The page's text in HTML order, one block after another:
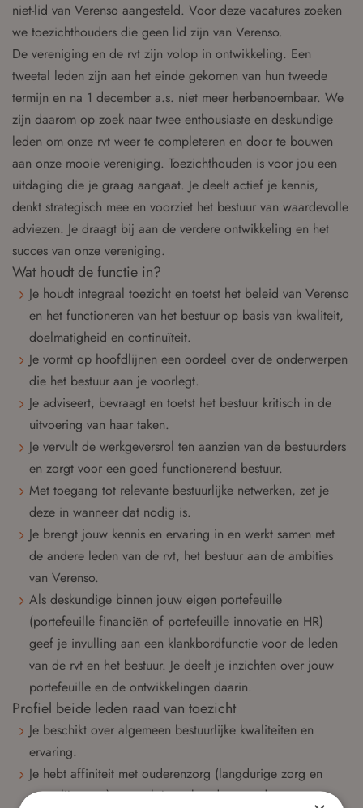
niet-lid van Verenso aangesteld. Voor deze vacatures zoeken
we toezichthouders die geen lid zijn van Verenso.
De vereniging en de rvt zijn volop in ontwikkeling. Een
tweetal leden zijn aan het einde gekomen van hun tweede
termijn en na 1 december a.s. niet meer herbenoembaar. We
zijn daarom op zoek naar twee enthousiaste en deskundige
leden om onze rvt weer te completeren en door te bouwen
aan onze mooie vereniging. Toezichthouden is voor jou een
uitdaging die je graag aangaat. Je deelt actief je kennis,
denkt strategisch mee en voorziet het bestuur van waardevolle
adviezen. Je draagt bij aan de verdere ontwikkeling en het
succes van onze vereniging.
Wat houdt de functie in?
Je houdt integraal toezicht en toetst het beleid van Verenso
en het functioneren van het bestuur op basis van kwaliteit,
doelmatigheid en continuïteit.
Je vormt op hoofdlijnen een oordeel over de onderwerpen
die het bestuur aan je voorlegt.
Je adviseert, bevraagt en toetst het bestuur kritisch in de
uitvoering van haar taken.
Je vervult de werkgeversrol ten aanzien van de bestuurders
en zorgt voor een goed functionerend bestuur.
Met toegang tot relevante bestuurlijke netwerken, zet je
deze in wanneer dat nodig is.
Je brengt jouw kennis en ervaring in en werkt samen met
de andere leden van de rvt, het bestuur aan de ambities
van Verenso.
Als deskundige binnen jouw eigen portefeuille
(portefeuille financiën of portefeuille innovatie en HR)
geef je invulling aan een klankbordfunctie voor de leden
van de rvt en het bestuur. Je deelt je inzichten over jouw
portefeuille en de ontwikkelingen daarin.
Profiel beide leden raad van toezicht
Je beschikt over algemeen bestuurlijke kwaliteiten en
ervaring.
Je hebt affiniteit met ouderenzorg (langdurige zorg en
eerstelijnszorg) en voelt je verbonden met de